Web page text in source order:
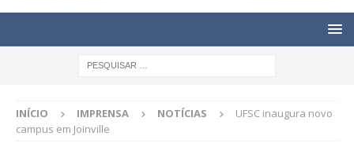
INÍCIO IMPRENSA NOTÍCIAS
UFSC inaugura novo
campus em Joinville